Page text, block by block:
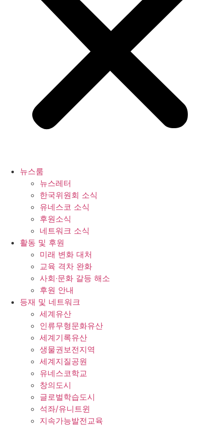
뉴스룸
뉴스레터
한국위원회 소식
유네스코 소식
후원소식
네트워크 소식
활동 및 후원
미래 변화 대처
교육 격차 완화
사회∙문화 갈등 해소
후원 안내
등재 및 네트워크
세계유산
인류무형문화유산
세계기록유산
생물권보전지역
세계지질공원
유네스코학교
창의도시
글로벌학습도시
석좌/유니트윈
지속가능발전교육